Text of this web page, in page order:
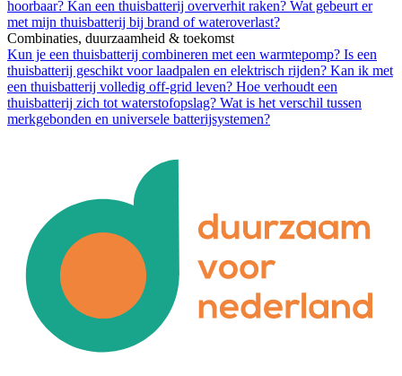
hoorbaar? Kan een thuisbatterij oververhit raken? Wat gebeurt er
met mijn thuisbatterij bij brand of wateroverlast?
Combinaties, duurzaamheid & toekomst
Kun je een thuisbatterij combineren met een warmtepomp? Is een
thuisbatterij geschikt voor laadpalen en elektrisch rijden? Kan ik met
een thuisbatterij volledig off-grid leven? Hoe verhoudt een
thuisbatterij zich tot waterstofopslag? Wat is het verschil tussen
merkgebonden en universele batterijsystemen?